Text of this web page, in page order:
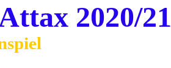
2020/21